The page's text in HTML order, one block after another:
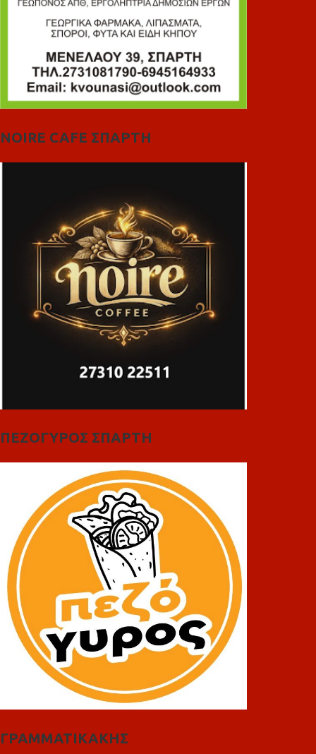
NOIRE CAFE ΣΠΑΡΤΗ
ΠΕΖΟΓΥΡΟΣ ΣΠΑΡΤΗ
ΓΡΑΜΜΑΤΙΚΑΚΗΣ